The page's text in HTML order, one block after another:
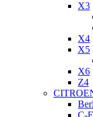
X3
X4
X5
X6
Z4
C-